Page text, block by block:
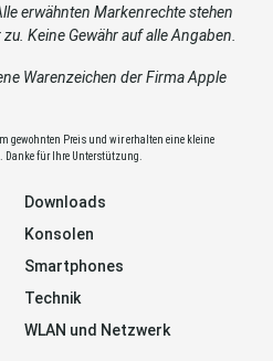
erwähnten Markenrechte stehen
Keine Gewähr auf alle Angaben.
Warenzeichen der Firma Apple
gewohnten Preis und wir erhalten eine kleine
Danke für Ihre Unterstützung.
Downloads
Konsolen
Smartphones
Technik
WLAN und Netzwerk